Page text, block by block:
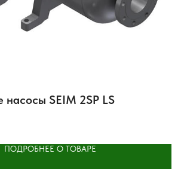
насосы SEIM 2SP LS
ПОДРОБНЕЕ О ТОВАРЕ